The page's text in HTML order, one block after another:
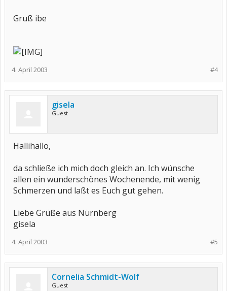
Gruß ibe
#4
4. April 2003
gisela
Guest
Hallihallo,
da schließe ich mich doch gleich an. Ich wünsche
allen ein wunderschönes Wochenende, mit wenig
Schmerzen und laßt es Euch gut gehen.
Liebe Grüße aus Nürnberg
gisela
#5
4. April 2003
Cornelia Schmidt-Wolf
Guest